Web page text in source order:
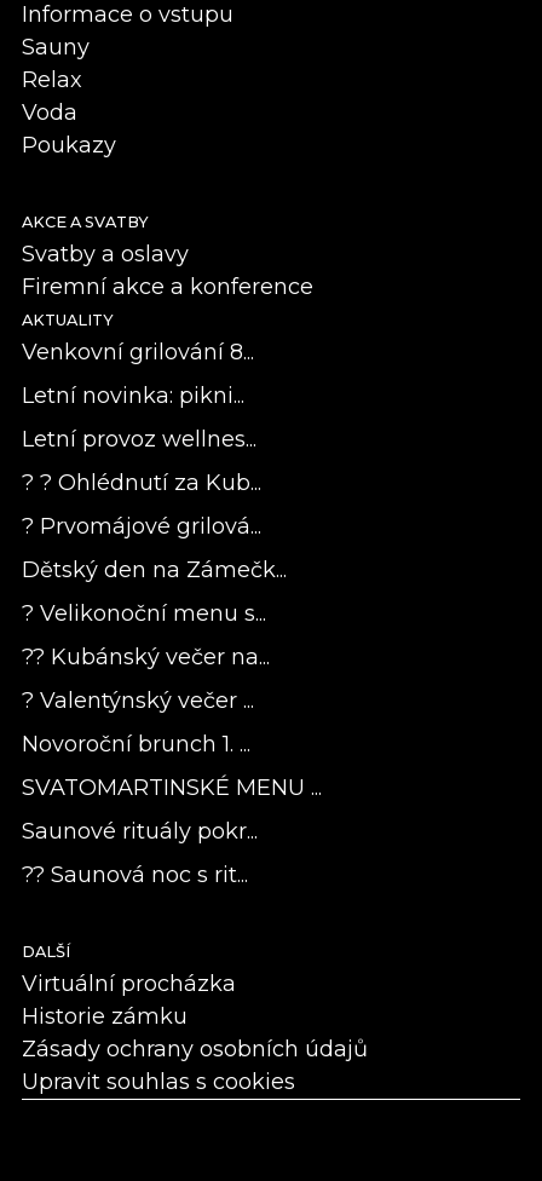
Informace o vstupu
Sauny
Relax
Voda
Poukazy
AKCE A SVATBY
Svatby a oslavy
Firemní akce a konference
AKTUALITY
Venkovní grilování 8...
Letní novinka: pikni...
Letní provoz wellnes...
? ? Ohlédnutí za Kub...
? Prvomájové grilová...
Dětský den na Zámečk...
? Velikonoční menu s...
?? Kubánský večer na...
? Valentýnský večer ...
Novoroční brunch 1. ...
SVATOMARTINSKÉ MENU ...
Saunové rituály pokr...
?? Saunová noc s rit...
DALŠÍ
Virtuální procházka
Historie zámku
Zásady ochrany osobních údajů
Upravit souhlas s cookies